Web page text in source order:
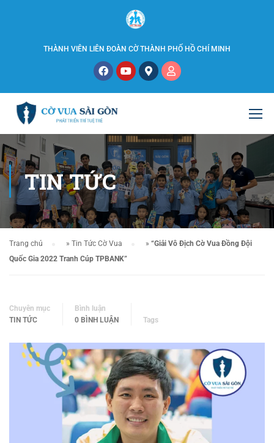
THÀNH VIÊN LIÊN ĐOÀN CỜ THÀNH PHỐ HỒ CHÍ MINH
TIN TỨC
Trang chủ » Tin Tức Cờ Vua » “Giải Vô Địch Cờ Vua Đồng Đội
Quốc Gia 2022 Tranh Cúp TPBANK”
Chuyên mục
TIN TỨC
Bình luận
0 BÌNH LUẬN
Tags